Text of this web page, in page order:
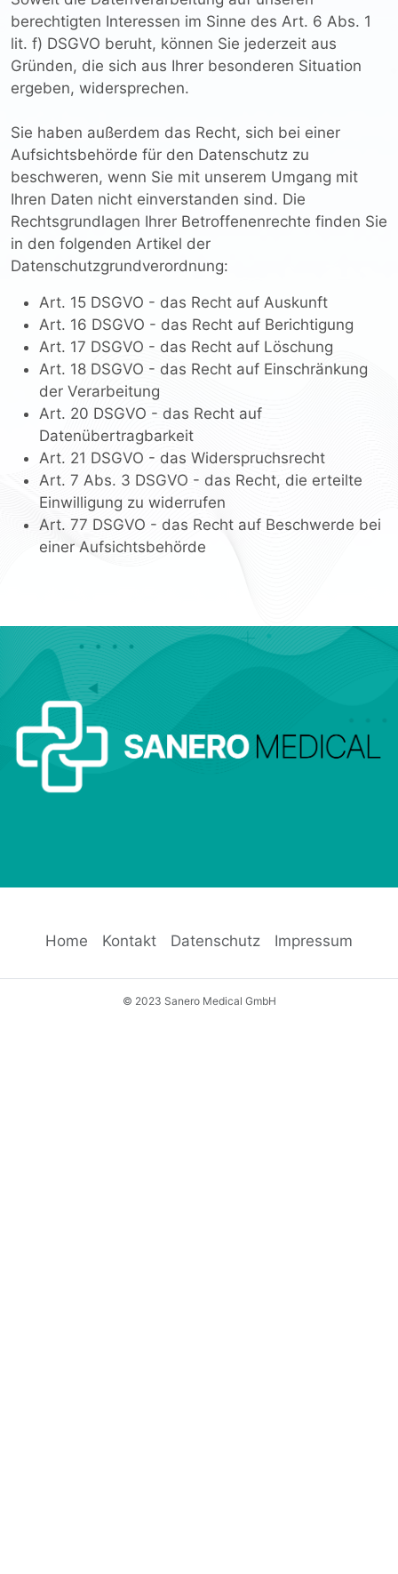
berechtigten Interessen im Sinne des Art. 6 Abs. 1
lit. f) DSGVO beruht, können Sie jederzeit aus
Gründen, die sich aus Ihrer besonderen Situation
ergeben, widersprechen.
Sie haben außerdem das Recht, sich bei einer
Aufsichtsbehörde für den Datenschutz zu
beschweren, wenn Sie mit unserem Umgang mit
Ihren Daten nicht einverstanden sind. Die
Rechtsgrundlagen Ihrer Betroffenenrechte finden Sie
in den folgenden Artikel der
Datenschutzgrundverordnung:
Art. 15 DSGVO - das Recht auf Auskunft
Art. 16 DSGVO - das Recht auf Berichtigung
Art. 17 DSGVO - das Recht auf Löschung
Art. 18 DSGVO - das Recht auf Einschränkung
der Verarbeitung
Art. 20 DSGVO - das Recht auf
Datenübertragbarkeit
Art. 21 DSGVO - das Widerspruchsrecht
Art. 7 Abs. 3 DSGVO - das Recht, die erteilte
Einwilligung zu widerrufen
Art. 77 DSGVO - das Recht auf Beschwerde bei
einer Aufsichtsbehörde
Home Kontakt Datenschutz Impressum
© 2023 Sanero Medical GmbH